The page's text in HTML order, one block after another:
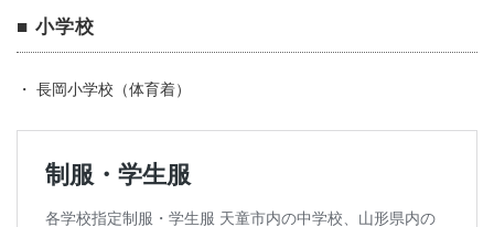
■ 小学校
・ 長岡小学校（体育着）